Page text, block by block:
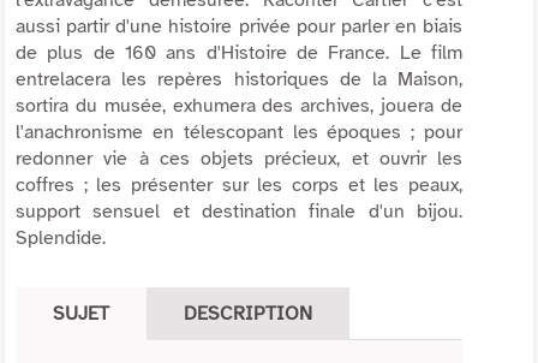
aussi partir d'une histoire privée pour parler en biais
de plus de 160 ans d'Histoire de France. Le film
entrelacera les repères historiques de la Maison,
sortira du musée, exhumera des archives, jouera de
l'anachronisme en télescopant les époques ; pour
redonner vie à ces objets précieux, et ouvrir les
coffres ; les présenter sur les corps et les peaux,
support sensuel et destination finale d'un bijou.
Splendide.
SUJET DESCRIPTION